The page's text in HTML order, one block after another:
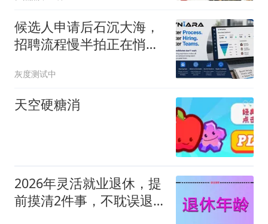
候选人申请后石沉大海，
招聘流程慢半拍正在悄悄
灰度测试中
天空硬糖消
2026年灵活就业退休，提
前摸清2件事，不耽误退